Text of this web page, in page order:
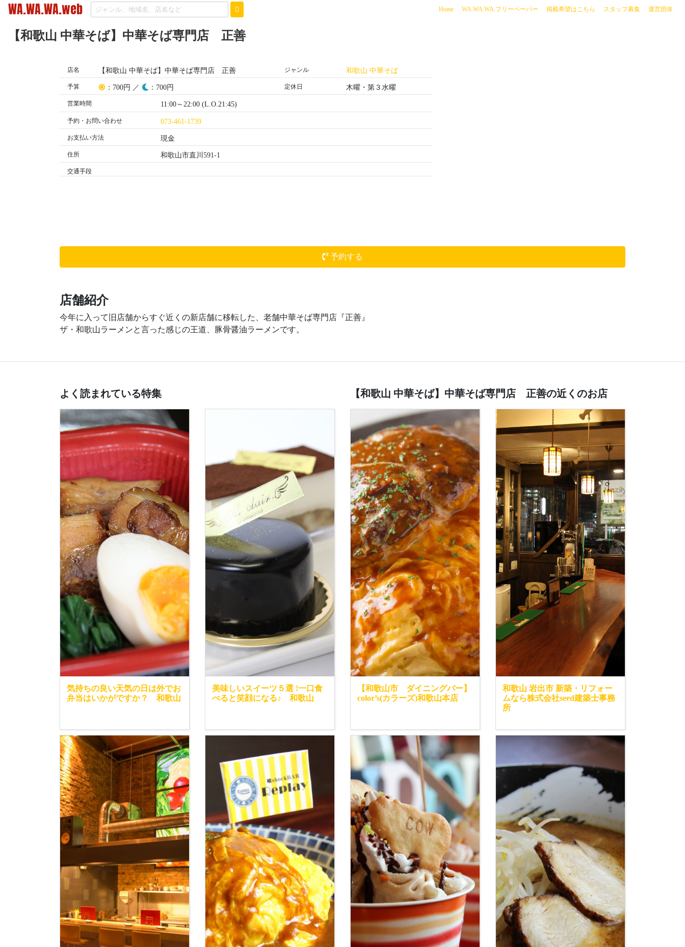
WA.WA.WA.web Home(current)
WA.WA.WA.フリーペーパー 掲載希望はこちら スタッフ募集 運営団体
【和歌山 中華そば】中華そば専門店 正善
店名 【和歌山 中華そば】中華そば専門店 正善 ジャンル 和歌山 中華そば
予算 昼
：700円 ／ 夜
：700円 定休日 木曜・第３水曜
営業時間 11:00～22:00 (L.O.21:45)
予約・お問い合わせ 073-461-1739
お支払い方法 現金
住所 和歌山市直川591-1
交通手段
予約する
店舗紹介
今年に入って旧店舗からすぐ近くの新店舗に移転した、老舗中華そば専門店『正善』
ザ・和歌山ラーメンと言った感じの王道、豚骨醤油ラーメンです。
よく読まれている特集
気持ちの良い天気の日は外でお
弁当はいかがですか？ 和歌山
美味しいスイーツ５選 !一口食
べると笑顔になる♪ 和歌山
【和歌山 中華そば】中華そば専門店 正善の近くのお店
【和歌山市 ダイニングバー】
color’s(カラーズ)和歌山本店
和歌山 岩出市 新築・リフォー
ムなら株式会社seed建築士事務
所